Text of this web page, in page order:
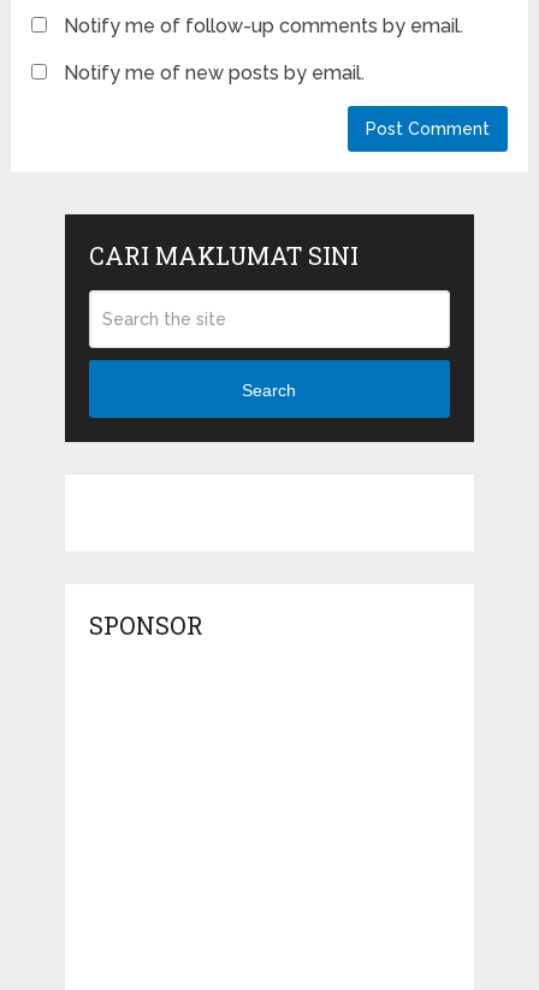
Notify me of follow-up comments by email.
Notify me of new posts by email.
CARI MAKLUMAT SINI
Search
SPONSOR